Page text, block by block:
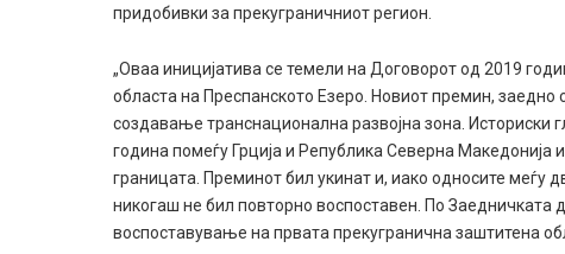
придобивки за прекуграничниот регион.
„Оваа иницијатива се темели на Договорот од 2019
областа на Преспанското Езеро. Новиот премин,
создавање транснационална развојна зона.
година помеѓу Грција и Република Северна
границата. Преминот бил укинат и, иако односите меѓу
никогаш не бил повторно воспоставен. По Заедничката
воспоставување на првата прекугранична заштитена